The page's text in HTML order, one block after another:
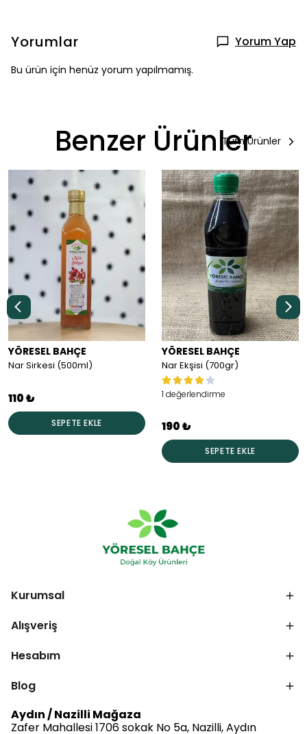
Yorumlar Yorum Yap
Bu ürün için henüz yorum yapılmamış.
Benzer ÜrünlerTüm Ürünler
YÖRESEL BAHÇE
Nar Sirkesi (500ml)
110 ₺
SEPETE EKLE
YÖRESEL BAHÇE
Nar Ekşisi (700gr)
1 değerlendirme
190 ₺
SEPETE EKLE
Kurumsal
Alışveriş
Hesabım
Blog
Aydın / Nazilli Mağaza
Zafer Mahallesi 1706 sokak No 5a, Nazilli, Aydın